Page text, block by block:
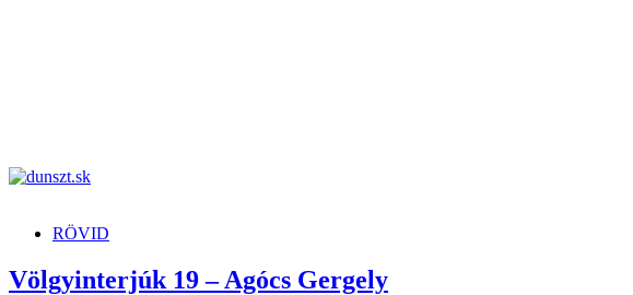
RÖVID
Völgyinterjúk 19 – Agócs Gergely